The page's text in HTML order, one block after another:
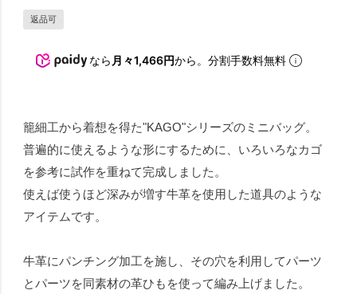
返品可
なら 月々1,466円から。分割手数料無料
籠細工から着想を得た"KAGO"シリーズのミニバッグ。
普遍的に使えるような形にするために、いろいろなカゴ
を参考に試作を重ねて完成しました。
使えば使うほど深みが増す牛革を使用した道具のような
アイテムです。
牛革にパンチング加工を施し、その穴を利用してパーツ
とパーツを同素材の革ひもを使って編み上げました。